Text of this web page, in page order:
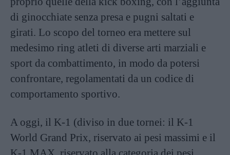
di ginocchiate senza presa e pugni saltati e
girati. Lo scopo del torneo era mettere sul
medesimo ring atleti di diverse arti marziali e
sport da combattimento, in modo da potersi
confrontare, regolamentati da un codice di
comportamento sportivo.
A oggi, il K-1 (diviso in due tornei: il K-1
World Grand Prix, riservato ai pesi massimi e il